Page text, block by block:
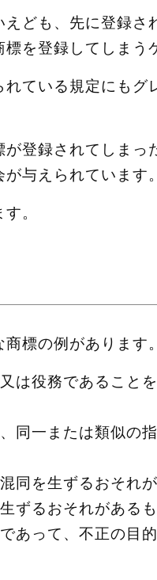
ども、先に登録さ
を登録してしまう
ている規定にもグ
登録されてしまっ
与えられています。
。
標の例があります。
は役務であること
同一または類似の
同を生ずるおそれ
ずるおそれがある
あって、不正の目